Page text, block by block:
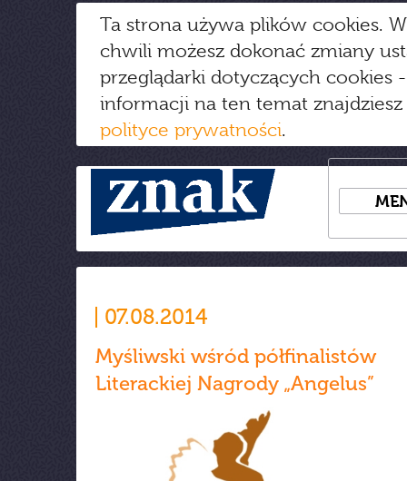
Ta strona używa plików cookies.
chwili możesz dokonać zmiany
przeglądarki dotyczących cookies
informacji na ten temat
polityce prywatności.
07.08.2014
Myśliwski wśród półfinalistów
Literackiej Nagrody „Angelus”